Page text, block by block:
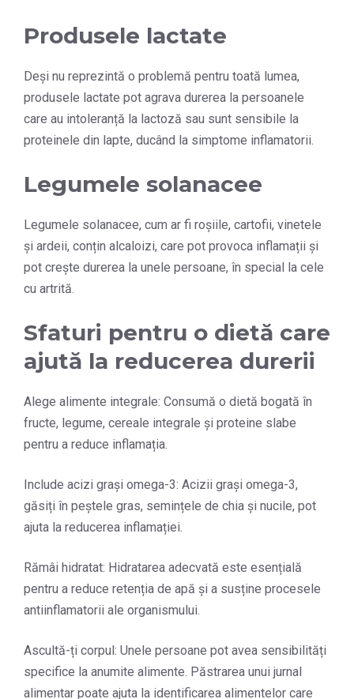
Produsele lactate
Deși nu reprezintă o problemă pentru toată lumea,
produsele lactate pot agrava durerea la persoanele
care au intoleranță la lactoză sau sunt sensibile la
proteinele din lapte, ducând la simptome inflamatorii.
Legumele solanacee
Legumele solanacee, cum ar fi roșiile, cartofii, vinetele
și ardeii, conțin alcaloizi, care pot provoca inflamații și
pot crește durerea la unele persoane, în special la cele
cu artrită.
Sfaturi pentru o dietă care
ajută la reducerea durerii
Alege alimente integrale: Consumă o dietă bogată în
fructe, legume, cereale integrale și proteine slabe
pentru a reduce inflamația.
Include acizi grași omega-3: Acizii grași omega-3,
găsiți în peștele gras, semințele de chia și nucile, pot
ajuta la reducerea inflamației.
Rămâi hidratat: Hidratarea adecvată este esențială
pentru a reduce retenția de apă și a susține procesele
antiinflamatorii ale organismului.
Ascultă-ți corpul: Unele persoane pot avea sensibilități
specifice la anumite alimente. Păstrarea unui jurnal
alimentar poate ajuta la identificarea alimentelor care